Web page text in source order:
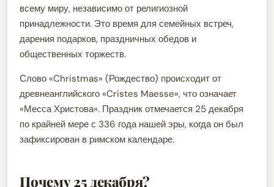
всему миру, независимо от религиозной
принадлежности. Это время для семейных встреч,
дарения подарков, праздничных обедов и
общественных торжеств.
Слово «Christmas» (Рождество) происходит от
древнеанглийского «Cristes Maesse», что означает
«Месса Христова». Праздник отмечается 25 декабря
по крайней мере с 336 года нашей эры, когда он был
зафиксирован в римском календаре.
Почему 25 декабря?